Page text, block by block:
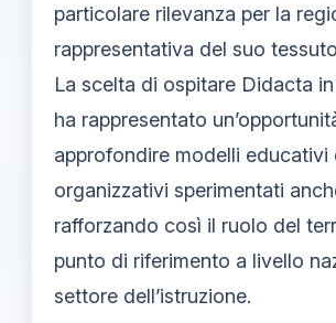
particolare rilevanza per la
rappresentativa del suo
La scelta di ospitare Didacta
ha rappresentato
approfondire modelli educativi
organizzativi sperimentati
rafforzando così il ruolo del
punto di riferimento a livello
settore dell’istruzione.